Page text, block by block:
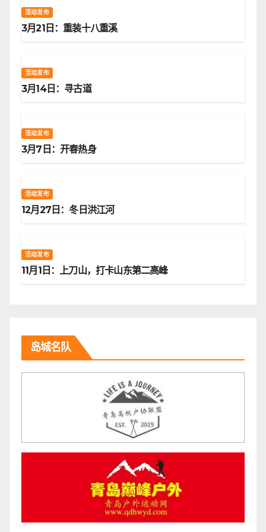
活动发布
3月21日：重装十八重溪
活动发布
3月14日：寻古道
活动发布
3月7日：开春热身
活动发布
12月27日：冬日洪江河
活动发布
11月1日：上刀山，打卡山东第二高峰
岛城名队